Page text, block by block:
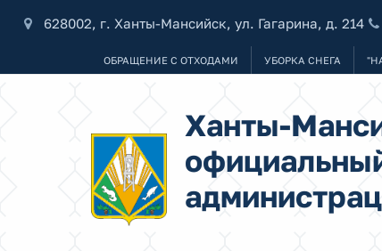
628002, г. Ханты-Мансийск, ул. Гагарина, д. 214
ОБРАЩЕНИЕ С ОТХОДАМИ УБОРКА СНЕГА
Ханты-